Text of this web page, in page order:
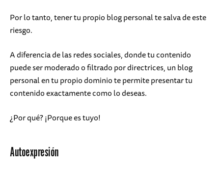
Por lo tanto, tener tu propio blog personal te salva de este
riesgo.
A diferencia de las redes sociales, donde tu contenido
puede ser moderado o filtrado por directrices, un blog
personal en tu propio dominio te permite presentar tu
contenido exactamente como lo deseas.
¿Por qué? ¡Porque es tuyo!
Autoexpresión